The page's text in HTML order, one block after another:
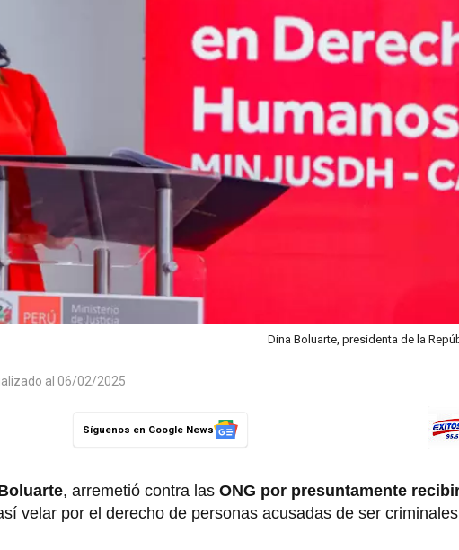
Dina Boluarte, presidenta de la
al 06/02/2025
Síguenos en Google News
, arremetió contra las ONG por presuntamente
velar por el derecho de personas acusadas de ser